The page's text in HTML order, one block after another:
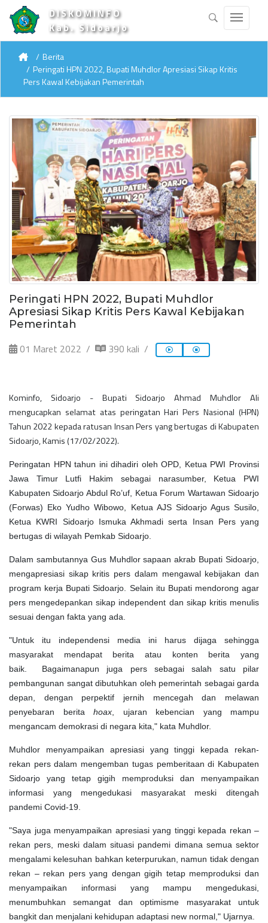
DISKOMINFO
Kab. Sidoarjo
Berita
Peringati HPN 2022, Bupati Muhdlor Apresiasi Sikap Kritis
Pers Kawal Kebijakan Pemerintah
Peringati HPN 2022, Bupati Muhdlor
Apresiasi Sikap Kritis Pers Kawal Kebijakan
Pemerintah
01 Maret 2022 390 kali
Kominfo, Sidoarjo - Bupati Sidoarjo Ahmad Muhdlor Ali
mengucapkan selamat atas peringatan Hari Pers Nasional (HPN)
Tahun 2022 kepada ratusan Insan Pers yang bertugas di Kabupaten
Sidoarjo, Kamis (17/02/2022).
Peringatan HPN tahun ini dihadiri oleh OPD, Ketua PWI Provinsi
Jawa Timur Lutfi Hakim sebagai narasumber, Ketua PWI
Kabupaten Sidoarjo Abdul Ro’uf, Ketua Forum Wartawan Sidoarjo
(Forwas) Eko Yudho Wibowo, Ketua AJS Sidoarjo Agus Susilo,
Ketua KWRI Sidoarjo Ismuka Akhmadi serta Insan Pers yang
bertugas di wilayah Pemkab Sidoarjo.
Dalam sambutannya Gus Muhdlor sapaan akrab Bupati Sidoarjo,
mengapresiasi sikap kritis pers dalam mengawal kebijakan dan
program kerja Bupati Sidoarjo. Selain itu Bupati mendorong agar
pers mengedepankan sikap independent dan sikap kritis menulis
sesuai dengan fakta yang ada.
"Untuk itu independensi media ini harus dijaga sehingga
masyarakat mendapat berita atau konten berita yang
baik. Bagaimanapun juga pers sebagai salah satu pilar
pembangunan sangat dibutuhkan oleh pemerintah sebagai garda
depan, dengan perpektif jernih mencegah dan melawan
penyebaran berita hoax , ujaran kebencian yang mampu
mengancam demokrasi di negara kita," kata Muhdlor.
Muhdlor menyampaikan apresiasi yang tinggi kepada rekan-
rekan pers dalam mengemban tugas pemberitaan di Kabupaten
Sidoarjo yang tetap gigih memproduksi dan menyampaikan
informasi yang mengedukasi masyarakat meski ditengah
pandemi Covid-19.
"Saya juga menyampaikan apresiasi yang tinggi kepada rekan –
rekan pers, meski dalam situasi pandemi dimana semua sektor
mengalami kelesuhan bahkan keterpurukan, namun tidak dengan
rekan – rekan pers yang dengan gigih tetap memproduksi dan
menyampaikan informasi yang mampu mengedukasi,
menumbuhkan semangat dan optimisme masyarakat untuk
bangkit dan menjalani kehidupan adaptasi new normal," Ujarnya.